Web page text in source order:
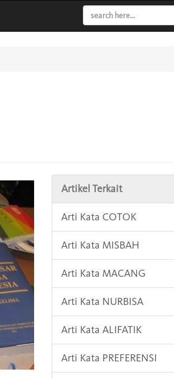
Artikel Terkait
Arti Kata COTOK
Arti Kata MISBAH
Arti Kata MACANG
Arti Kata NURBISA
Arti Kata ALIFATIK
Arti Kata PREFERENSI